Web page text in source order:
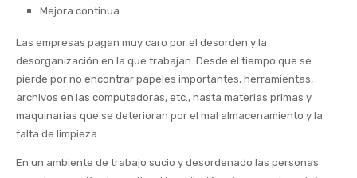
Mejora continua.
Las empresas pagan muy caro por el desorden y la
desorganización en la que trabajan. Desde el tiempo que se
pierde por no encontrar papeles importantes, herramientas,
archivos en las computadoras, etc., hasta materias primas y
maquinarias que se deterioran por el mal almacenamiento y la
falta de limpieza.
En un ambiente de trabajo sucio y desordenado las personas